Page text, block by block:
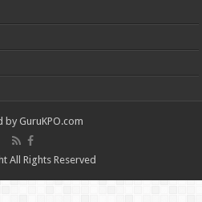
by GuruKPO.com
All Rights Reserved